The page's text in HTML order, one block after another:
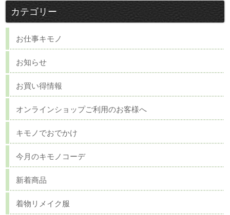
カテゴリー
お仕事キモノ
お知らせ
お買い得情報
オンラインショップご利用のお客様へ
キモノでおでかけ
今月のキモノコーデ
新着商品
着物リメイク服